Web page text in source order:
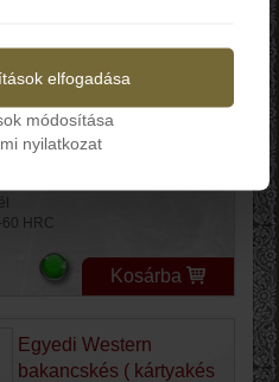
Bruttó ár: 39.890 Ft
HRC
Kosárba
Egyedi Western
bakancskés ( kártyakés
elfogadása
módosítása
nyilatkozat